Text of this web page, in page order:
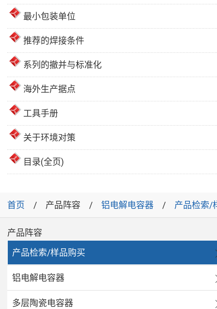
最小包装单位
推荐的焊接条件
系列的撤并与标准化
海外生产据点
工具手册
关于环境对策
目录(全页)
首页 产品阵容 铝电解电容器 产品检索/
产品阵容
产品检索/样品购买
铝电解电容器
多层陶瓷电容器